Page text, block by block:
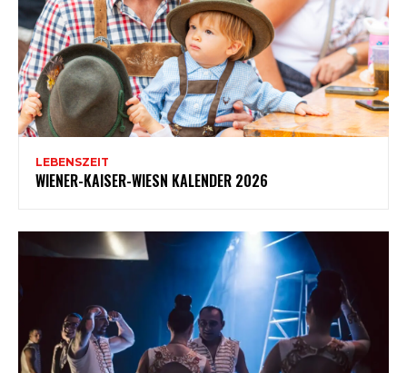
LEBENSZEIT
WIENER-KAISER-WIESN KALENDER 2026